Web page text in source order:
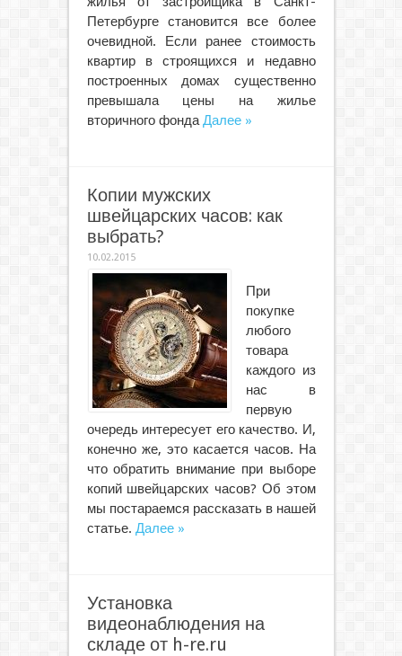
Петербурге становится все более
очевидной. Если ранее стоимость
квартир в строящихся и недавно
построенных домах существенно
превышала цены на жилье
вторичного фондаДалее »
Копии мужских
швейцарских часов: как
выбрать?
10.02.2015
При
покупке
любого
товара
каждого из
нас в
первую
очередь интересует его качество. И,
конечно же, это касается часов. На
что обратить внимание при выборе
копий швейцарских часов? Об этом
мы постараемся рассказать в нашей
статье. Далее »
Установка
видеонаблюдения на
складе от h-re.ru